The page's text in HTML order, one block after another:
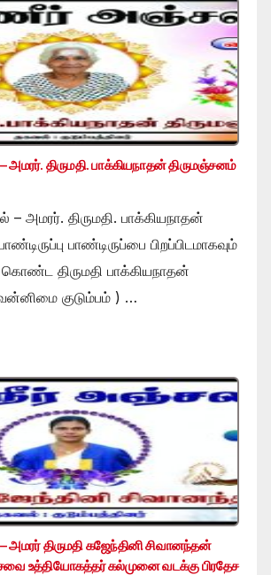
திருமதி. பாக்கியநாதன் திருமஞ்சனம்
அமரர். திருமதி. பாக்கியநாதன்
பாண்டிருப்பை பிறப்பிடமாகவும்
கொண்ட திருமதி பாக்கியநாதன்
குடும்பம் ) …
திருமதி கஜேந்தினி சிவானந்தன்
உத்தியோகத்தர் கல்முனை வடக்கு பிரதேச